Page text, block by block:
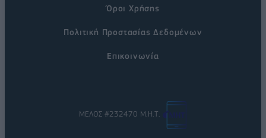
Όροι Χρήσης
Πολιτική Προστασίας Δεδομένων
Επικοινωνία
ΜΕΛΟΣ #232470 Μ.Η.Τ.